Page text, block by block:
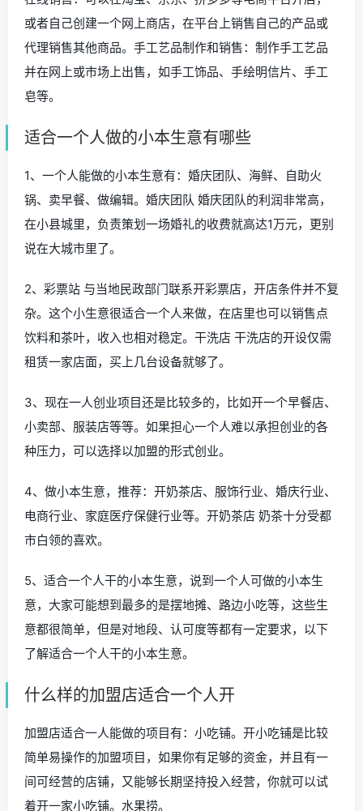
或者自己创建一个网上商店，在平台上销售自己的产品或
代理销售其他商品。手工艺品制作和销售：制作手工艺品
并在网上或市场上出售，如手工饰品、手绘明信片、手工
皂等。
适合一个人做的小本生意有哪些
1、一个人能做的小本生意有：婚庆团队、海鲜、自助火
锅、卖早餐、做编辑。婚庆团队 婚庆团队的利润非常高，
在小县城里，负责策划一场婚礼的收费就高达1万元，更别
说在大城市里了。
2、彩票站 与当地民政部门联系开彩票店，开店条件并不复
杂。这个小生意很适合一个人来做，在店里也可以销售点
饮料和茶叶，收入也相对稳定。干洗店 干洗店的开设仅需
租赁一家店面，买上几台设备就够了。
3、现在一人创业项目还是比较多的，比如开一个早餐店、
小卖部、服装店等等。如果担心一个人难以承担创业的各
种压力，可以选择以加盟的形式创业。
4、做小本生意，推荐：开奶茶店、服饰行业、婚庆行业、
电商行业、家庭医疗保健行业等。开奶茶店 奶茶十分受都
市白领的喜欢。
5、适合一个人干的小本生意，说到一个人可做的小本生
意，大家可能想到最多的是摆地摊、路边小吃等，这些生
意都很简单，但是对地段、认可度等都有一定要求，以下
了解适合一个人干的小本生意。
什么样的加盟店适合一个人开
加盟店适合一人能做的项目有：小吃铺。开小吃铺是比较
简单易操作的加盟项目，如果你有足够的资金，并且有一
间可经营的店铺，又能够长期坚持投入经营，你就可以试
着开一家小吃铺。水果捞。